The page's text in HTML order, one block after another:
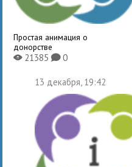
Простая анимация о
донорстве
X21385K0
13 декабря, 19:42